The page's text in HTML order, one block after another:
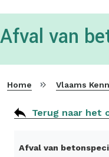
bbt
Afval van
Home Vlaams
Terug naar het
Afval van